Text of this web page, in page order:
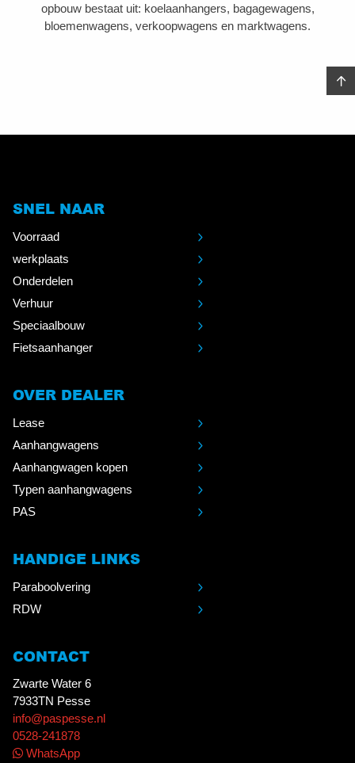
opbouw bestaat uit: koelaanhangers, bagagewagens,
bloemenwagens, verkoopwagens en marktwagens.
SNEL NAAR
Voorraad
werkplaats
Onderdelen
Verhuur
Speciaalbouw
Fietsaanhanger
OVER DEALER
Lease
Aanhangwagens
Aanhangwagen kopen
Typen aanhangwagens
PAS
HANDIGE LINKS
Paraboolvering
RDW
CONTACT
Zwarte Water 6
7933TN Pesse
info@paspesse.nl
0528-241878
WhatsApp